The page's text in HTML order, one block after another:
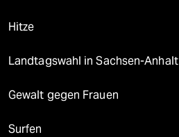
Hitze
Landtagswahl in Sachsen-Anhalt
Gewalt gegen Frauen
Surfen